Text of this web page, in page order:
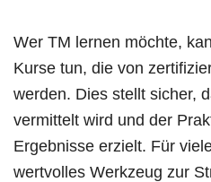
Wer TM lernen möchte,
Kurse tun, die von
werden. Dies stellt sicher,
vermittelt wird und der
Ergebnisse erzielt. Für
wertvolles Werkzeug zur